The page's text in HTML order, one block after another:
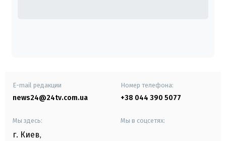
E-mail редакции
news24@24tv.com.ua
Номер телефона:
+38 044 390 5077
Мы здесь:
г. Киев,
Мы в соцсетях: